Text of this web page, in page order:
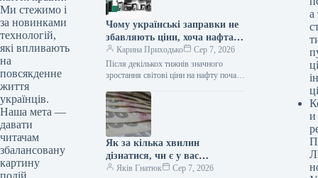
Ми стежимо і
за новинками
технологій,
які впливають
на
повсякденне
життя
українців.
Наша мета —
давати
читачам
збалансовану
картину
подій.
Чому українські заправки не
збавляють ціни, хоча нафта
подешевшала
Карина Приходько
Сер 7, 2026
Після декількох тижнів значного
зростання світові ціни на нафту почали
сигналів стосовно Ірану та Ормузької
протоки.…
Як за кілька хвилин
дізнатися, чи є у вас
банківська позика: легкий
Яків Гнатюк
Сер 7, 2026
а
ці
и